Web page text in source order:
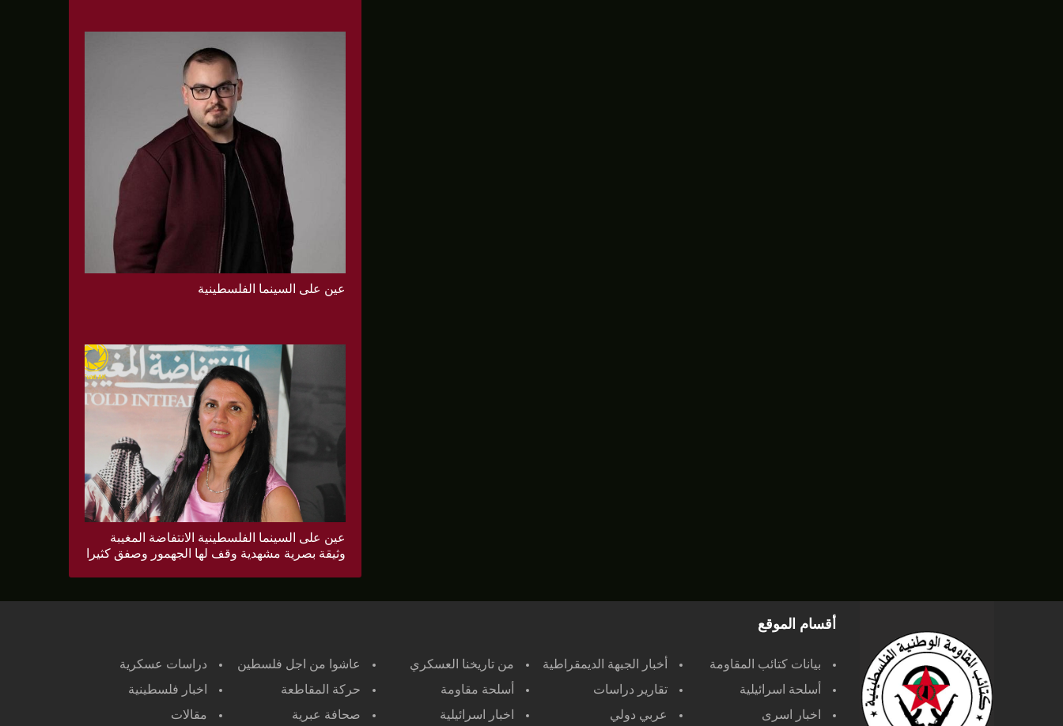
عين على السينما الفلسطينية
عين على السينما الفلسطينية الانتفاضة المغيبة
وثيقة بصرية مشهدية وقف لها الجهمور وصفق كثيرا
أقسام الموقع
بيانات كتائب المقاومة أخبار الجبهة الديمقراطية من تاريخنا العسكري عاشوا من اجل فلسطين
دراسات عسكرية
أسلحة اسرائيلية
تقارير دراسات أسلحة مقاومة حركة المقاطعة
اخبار فلسطينية
اخبار اسرى
عربي دولي اخبار اسرائيلية صحافة عبرية مقالات